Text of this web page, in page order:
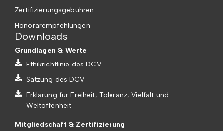
Zertifizierungsgebühren
Honorarempfehlungen
Downloads
Grundlagen & Werte
Ethikrichtlinie des DCV
Satzung des DCV
Erklärung für Freiheit, Toleranz, Vielfalt und
Weltoffenheit
Mitgliedschaft & Zertifizierung